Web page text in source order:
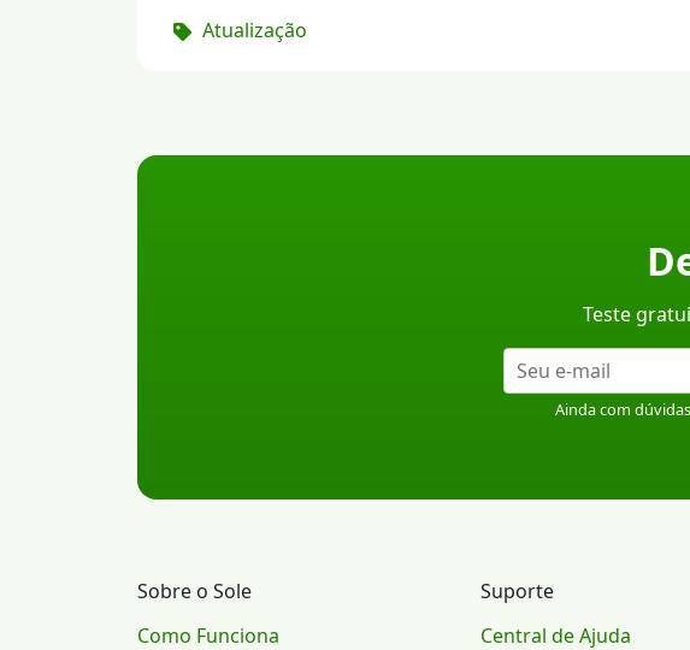
Atualização
Teste
Ainda com
Sobre o Sole
Como Funciona
Suporte
Central de Ajuda